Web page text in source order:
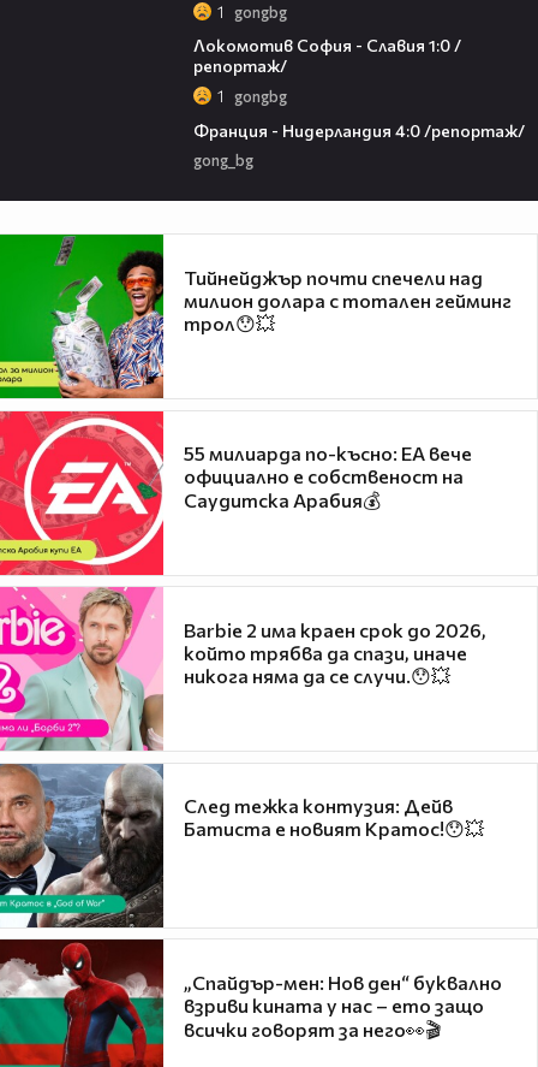
1 gongbg
Локомотив София - Славия 1:0 /
репортаж/
1 gongbg
Франция - Нидерландия 4:0 /репортаж/
gong_bg
Тийнейджър почти спечели над
милион долара с тотален гейминг
трол😯💥
55 милиарда по-късно: EA вече
официално е собственост на
Саудитска Арабия💰
Barbie 2 има краен срок до 2026,
който трябва да спази, иначе
никога няма да се случи.😯💥
След тежка контузия: Дейв
Батиста е новият Кратос!😯💥
„Спайдър-мен: Нов ден“ буквално
взриви кината у нас – ето защо
всички говорят за него👀🎬